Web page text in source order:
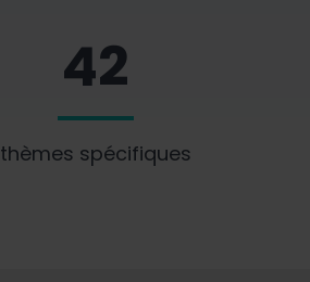
42
thèmes spécifiques